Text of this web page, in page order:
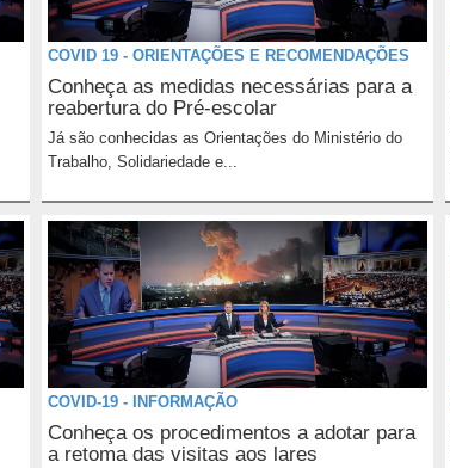
COVID 19 - ORIENTAÇÕES E RECOMENDAÇÕES
Conheça as medidas necessárias para a
reabertura do Pré-escolar
Já são conhecidas as Orientações do Ministério do
Trabalho, Solidariedade e...
COVID-19 - INFORMAÇÃO
Conheça os procedimentos a adotar para
a retoma das visitas aos lares